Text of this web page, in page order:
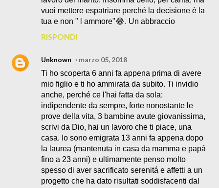
vuoi mettere espatriare perché la decisione è la
tua e non " l ammore"😂. Un abbraccio
RISPONDI
Unknown
marzo 05, 2018
Ti ho scoperta 6 anni fa appena prima di avere
mio figlio e ti ho ammirata da subito. Ti invidio
anche, perché ce l'hai fatta da sola:
indipendente da sempre, forte nonostante le
prove della vita, 3 bambine avute giovanissima,
scrivi da Dio, hai un lavoro che ti piace, una
casa. Io sono emigrata 13 anni fa appena dopo
la laurea (mantenuta in casa da mamma e papá
fino a 23 anni) e ultimamente penso molto
spesso di aver sacrificato serenitá e affetti a un
progetto che ha dato risultati soddisfacenti dal